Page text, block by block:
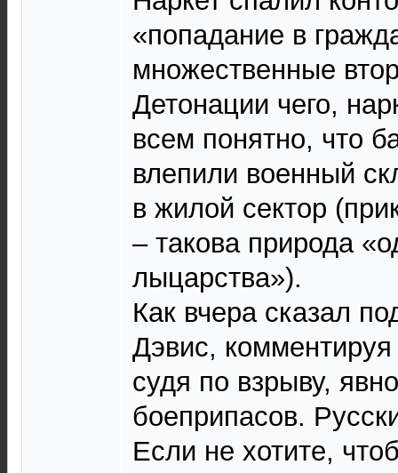
«попадание в
множественные
Детонации чего,
всем понятно, что
влепили военный
в жилой сектор
– такова природа
лыцарства»).
Как вчера сказал
Дэвис,
судя по взрыву,
боеприпасов.
Если не хотите,